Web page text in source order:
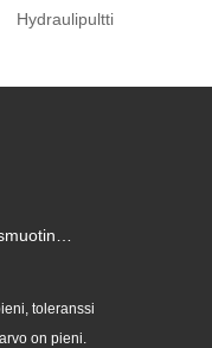
Hydraulipultti
toleranssi
on pieni.